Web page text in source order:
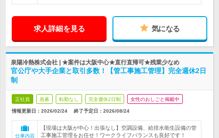
求人詳細を見る 気になる
泉陽冷熱株式会社 | ★案件は大阪中心★直行直帰可★残業少なめ
官公庁や大手企業と取引多数！【管工事施工管理】完全週休2日
制
正社員 急募 転勤なし 完全週休2日制 女性のおしごと掲載中
情報更新日：2026/02/24 終了予定日： 2026/08/24
仕事内容
【現場は大阪が中心！出張なし】空調設備、給排水衛生設備の管
工事施工管理をお任せ！ワークライフバランスも良好です！